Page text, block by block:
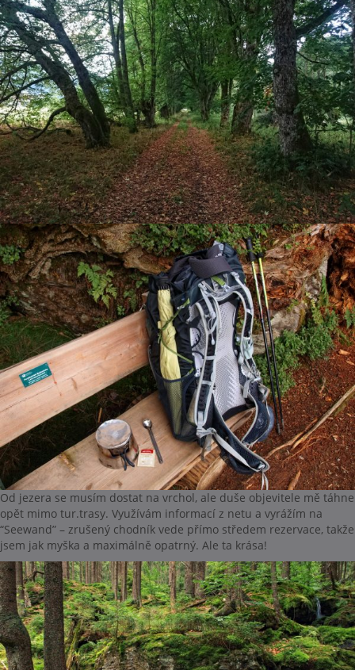
Od jezera se musím dostat na vrchol, ale duše objevitele mě táhne
opět mimo tur.trasy. Využívám informací z netu a vyrážím na
“Seewand” – zrušený chodník vede přímo středem rezervace, takže
jsem jak myška a maximálně opatrný. Ale ta krása!